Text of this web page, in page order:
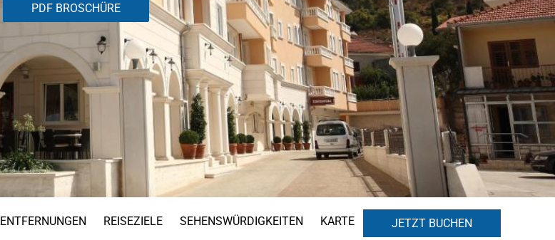
PDF BROSCHÜRE
ENTFERNUNGEN REISEZIELE SEHENSWÜRDIGKEITEN KARTE JETZT BUCHEN